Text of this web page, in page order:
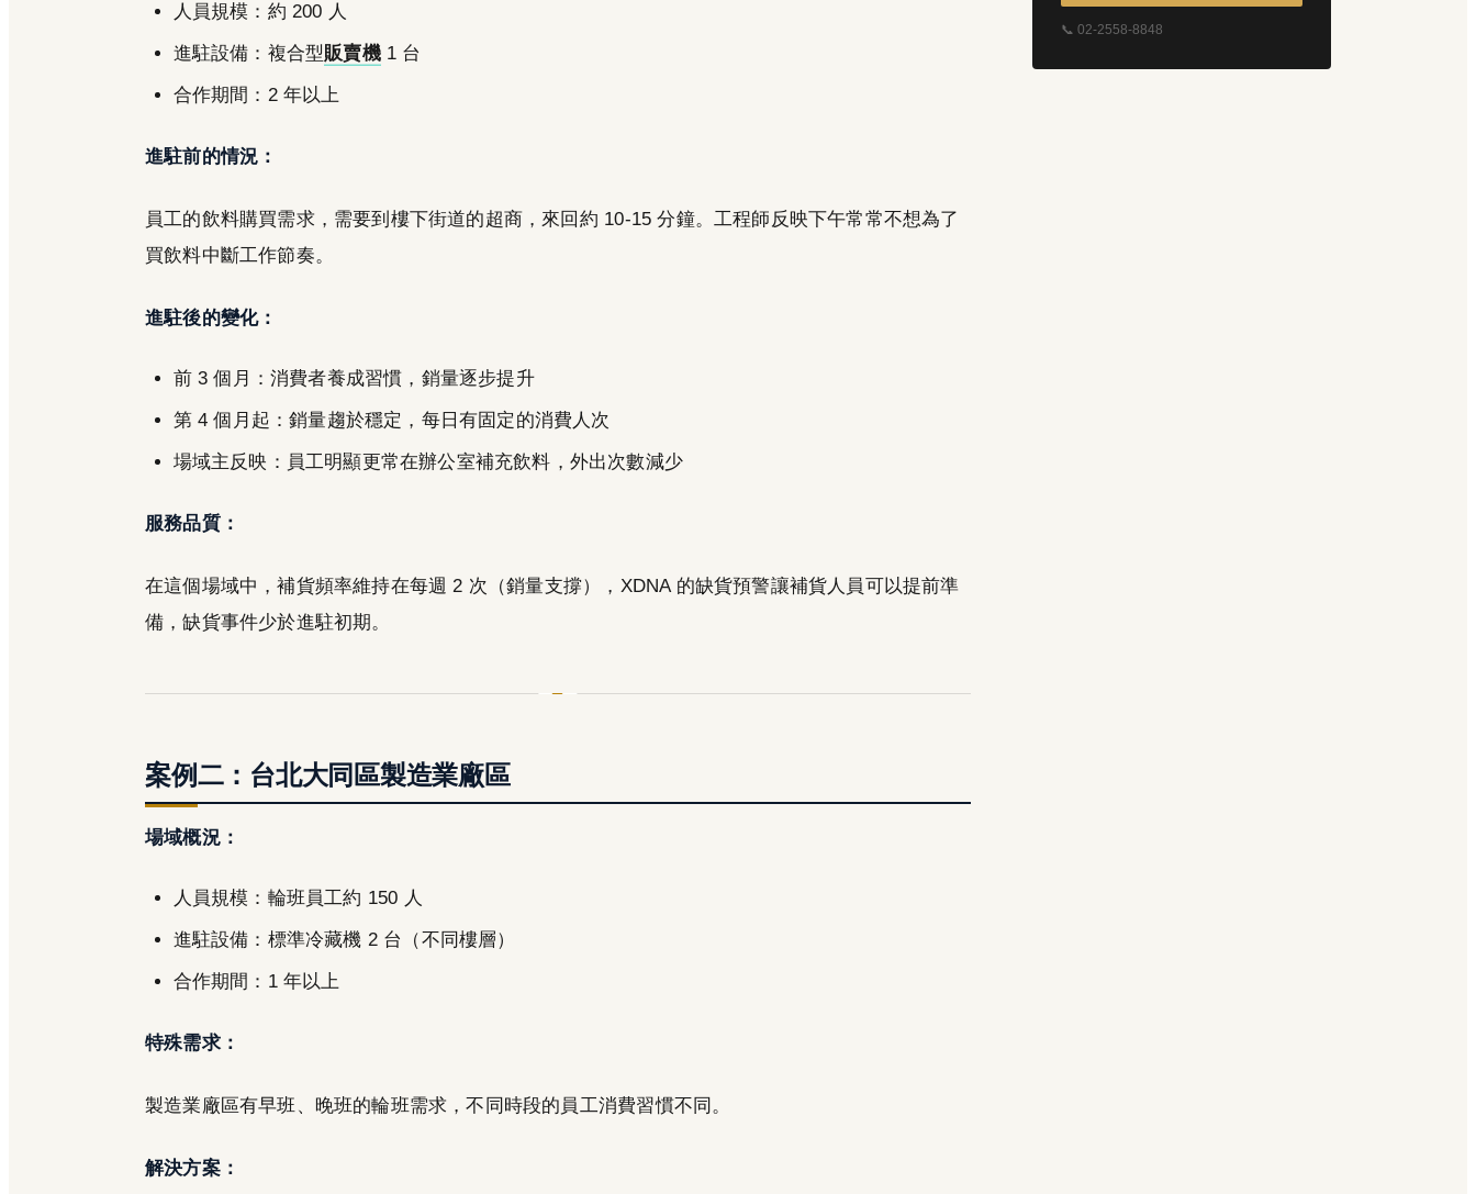
人員規模：約 200 人
進駐設備：複合型販賣機1 台
合作期間：2 年以上
進駐前的情況：
員工的飲料購買需求，需要到樓下街道的超商，來回約 10-15 分鐘。工程師反映下午常常不想為了
買飲料中斷工作節奏。
進駐後的變化：
前 3 個月：消費者養成習慣，銷量逐步提升
第 4 個月起：銷量趨於穩定，每日有固定的消費人次
場域主反映：員工明顯更常在辦公室補充飲料，外出次數減少
服務品質：
在這個場域中，補貨頻率維持在每週 2 次（銷量支撐），XDNA 的缺貨預警讓補貨人員可以提前準
備，缺貨事件少於進駐初期。
案例二：台北大同區製造業廠區
場域概況：
人員規模：輪班員工約 150 人
進駐設備：標準冷藏機 2 台（不同樓層）
合作期間：1 年以上
特殊需求：
製造業廠區有早班、晚班的輪班需求，不同時段的員工消費習慣不同。
解決方案：
📞 02-2558-8848